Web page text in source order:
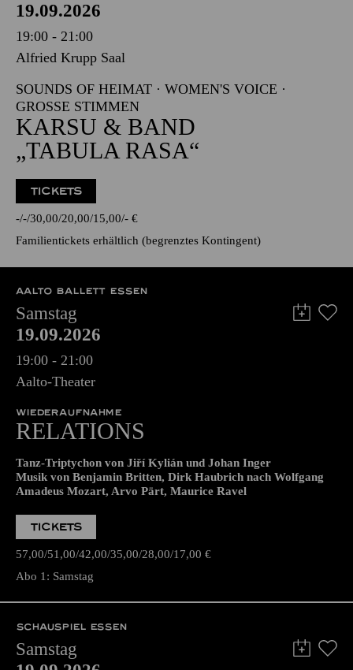
19.09.2026
19:00 - 21:00
Alfried Krupp Saal
SOUNDS OF HEIMAT · WOMEN'S VOICE ·
GROSSE STIMMEN
KARSU & BAND
„TABULA RASA“
TICKETS
- - 30,00 20,00 15,00 - €
Familientickets erhältlich (begrenztes Kontingent)
AALTO BALLETT ESSEN
Samstag
19.09.2026
19:00 - 21:00
Aalto-Theater
WIEDERAUFNAHME
RELATIONS
Tanz-Triptychon von Jiří Kylián und Johan Inger
Musik von Benjamin Britten, Dirk Haubrich nach Wolfgang
Amadeus Mozart, Arvo Pärt, Maurice Ravel
TICKETS
57,00 51,00 42,00 35,00 28,00 17,00 €
Abo 1: Samstag
SCHAUSPIEL ESSEN
Samstag